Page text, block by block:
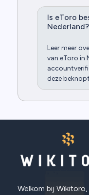
Is eToro
Nederland?
Leer meer
van eToro in
deze
Welkom bij